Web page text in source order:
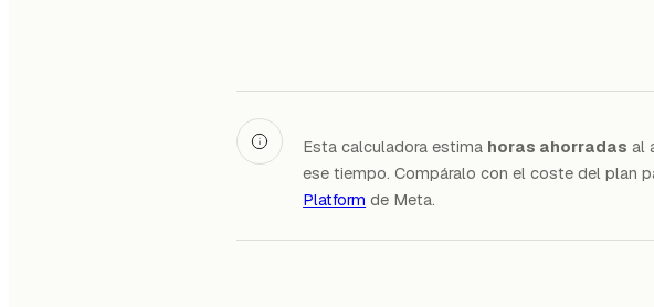
Esta calculadora estima horas ahorradas al
ese tiempo. Compáralo con el coste del plan
Platform de Meta.